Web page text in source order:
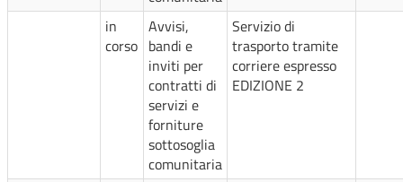
in
corso
Avvisi,
bandi e
inviti per
contratti di
servizi e
forniture
sottosoglia
comunitaria
Servizio di
trasporto tramite
corriere espresso
EDIZIONE 2